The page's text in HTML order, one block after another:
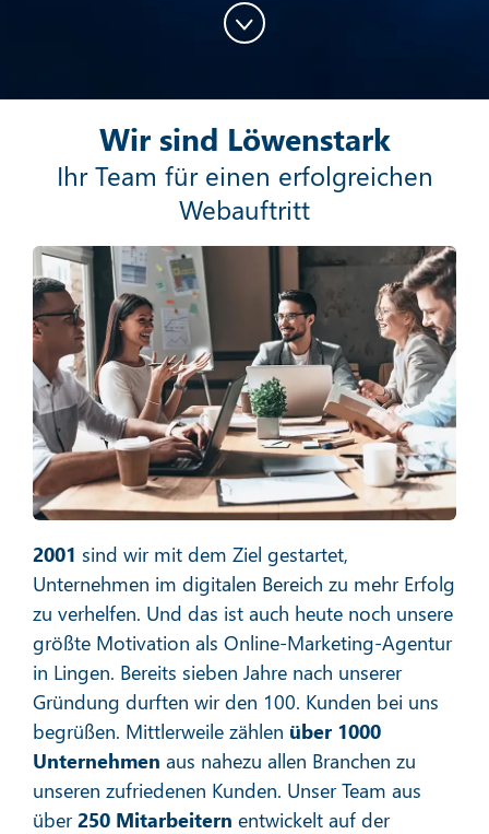
Mehr erfahren
Social Media Marketing
Mehr erfahren
E-Mail-Marketing
Mehr erfahren
Wir sind Löwenstark
Ihr Team für einen erfolgreichen
Webauftritt
2001 sind wir mit dem Ziel gestartet,
Unternehmen im digitalen Bereich zu mehr Erfolg
zu verhelfen. Und das ist auch heute noch unsere
größte Motivation als Online-Marketing-Agentur
in Lingen. Bereits sieben Jahre nach unserer
Gründung durften wir den 100. Kunden bei uns
begrüßen. Mittlerweile zählen über 1000
Unternehmen aus nahezu allen Branchen zu
unseren zufriedenen Kunden. Unser Team aus
über250 Mitarbeitern entwickelt auf der